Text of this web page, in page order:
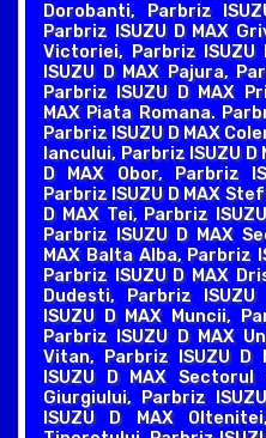
Dorobanti, Parbriz
Parbriz ISUZU D MAX
Victoriei, Parbriz ISUZU
ISUZU D MAX Pajura,
Parbriz ISUZU D MAX
MAX Piata Romana.
Parbriz ISUZU D MAX
Iancului, Parbriz ISUZU D
D MAX Obor, Parbriz
Parbriz ISUZU D MAX
D MAX Tei, Parbriz
Parbriz ISUZU D MAX
MAX Balta Alba, Parbriz
Parbriz ISUZU D MAX
Dudesti, Parbriz
ISUZU D MAX Muncii,
Parbriz ISUZU D MAX
Vitan, Parbriz ISUZU D
ISUZU D MAX
Giurgiului, Parbriz
ISUZU D MAX